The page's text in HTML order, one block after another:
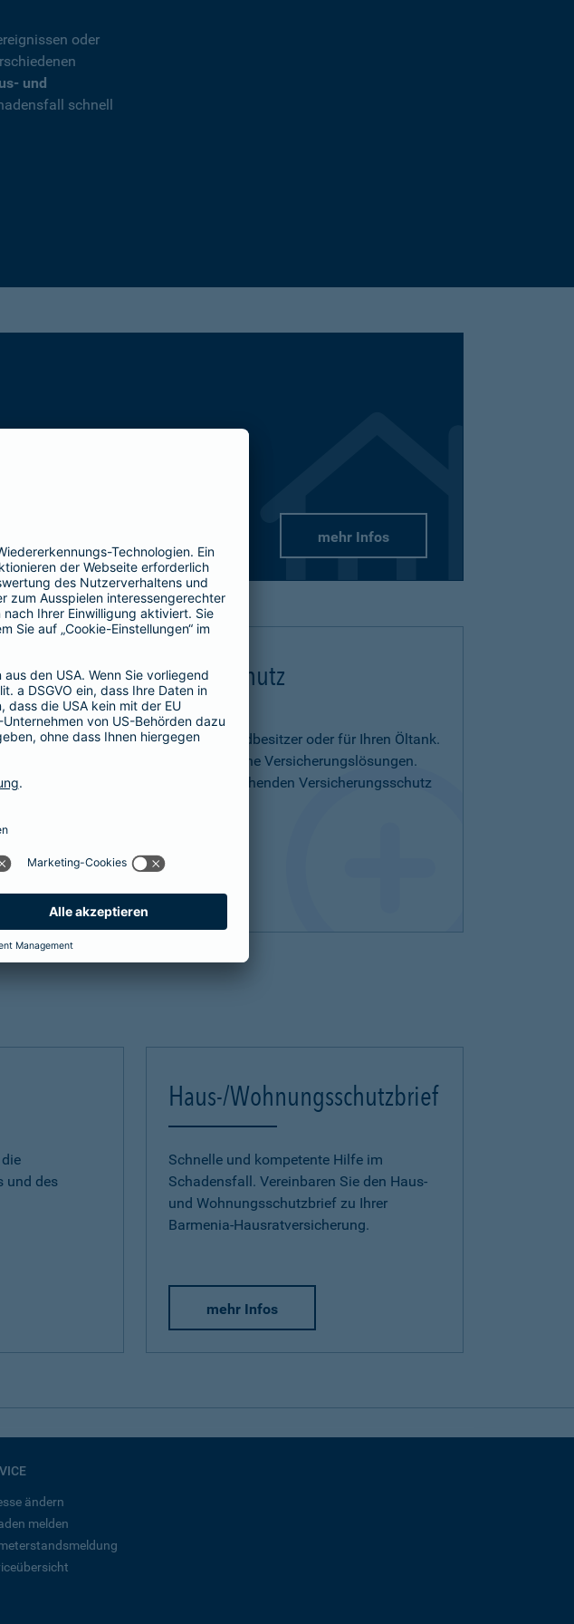
oder
und
schnell
Markisen,
und
mehr Infos
Ergänzender Haftpflichtschutz
Ob als Bauherr, bereits Haus- und Grundbesitzer oder für Ihren Öltank.
Individuelle Situationen benötigen eigene Versicherungslösungen.
Hier bietet Ihnen die Barmenia entsprechenden Versicherungsschutz
und des
Haus-/Wohnungsschutzbrief
Schnelle und kompetente Hilfe im
Schadensfall. Vereinbaren Sie den Haus-
und Wohnungsschutzbrief zu Ihrer
Barmenia-Hausratversicherung.
mehr Infos
ändern
melden